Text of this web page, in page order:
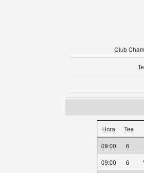
Club
Hora Tee
09:00 6
09:00
6